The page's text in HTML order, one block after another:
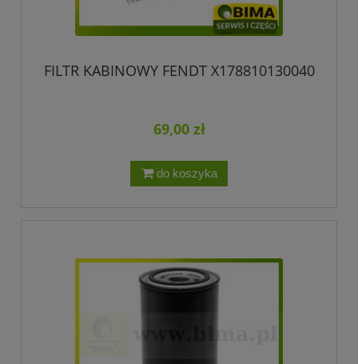
FILTR KABINOWY FENDT X178810130040
69,00 zł
do koszyka